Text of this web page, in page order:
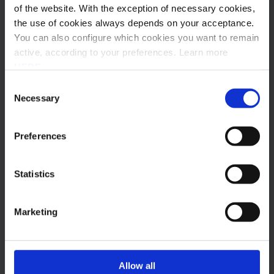
of the website. With the exception of necessary cookies,
the use of cookies always depends on your acceptance.
You can also configure which cookies you want to remain
active, according to your preferences. Learn more
Selection
Necessary
Preferences
Statistics
Marketing
Allow all
Outros posts
Subscrever Newsletter
Faturação Eletrónica